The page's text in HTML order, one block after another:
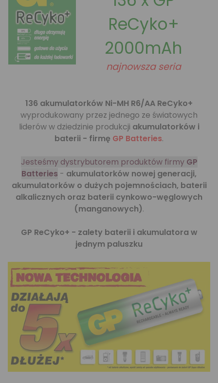
ReCyko+
2000mAh
najnowsza seria
136 akumulatorków Ni-MH R6/AA ReCyko+
wyprodukowany przez jednego ze światowych
liderów w dziedzinie produkcji akumulatorków i
baterii - firmę GP Batteries.
Jesteśmy dystrybutorem produktów firmy GP
Batteries - akumulatorków nowej generacji,
akumulatorków o dużych pojemnościach, baterii
alkalicznych oraz baterii cynkowo-węglowych
(manganowych).
GP ReCyko+ - zalety baterii i akumulatora w
jednym paluszku